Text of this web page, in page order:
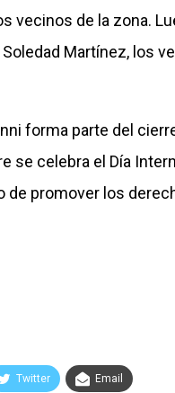
vecinos de la zona.
Martínez, los
forma parte del
se celebra el Día
de promover los
Twitter Email